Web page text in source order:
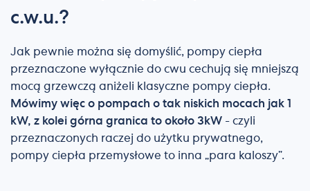
c.w.u.?
Jak pewnie można się domyślić, pompy ciepła
przeznaczone wyłącznie do cwu cechują się mniejszą
mocą grzewczą aniżeli klasyczne pompy ciepła.
Mówimy więc o pompach o tak niskich mocach jak 1
kW, z kolei górna granica to około 3kW - czyli
przeznaczonych raczej do użytku prywatnego,
pompy ciepła przemysłowe to inna „para kaloszy”.